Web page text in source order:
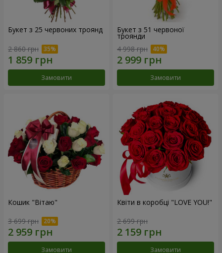
Букет з 25 червоних троянд
2 860 грн
Замовити
Букет з 51 червоної
троянди
4 998 грн
Замовити
Кошик "Вітаю"
3 699 грн
Замовити
Квіти в коробці "LOVE YOU!"
2 699 грн
Замовити